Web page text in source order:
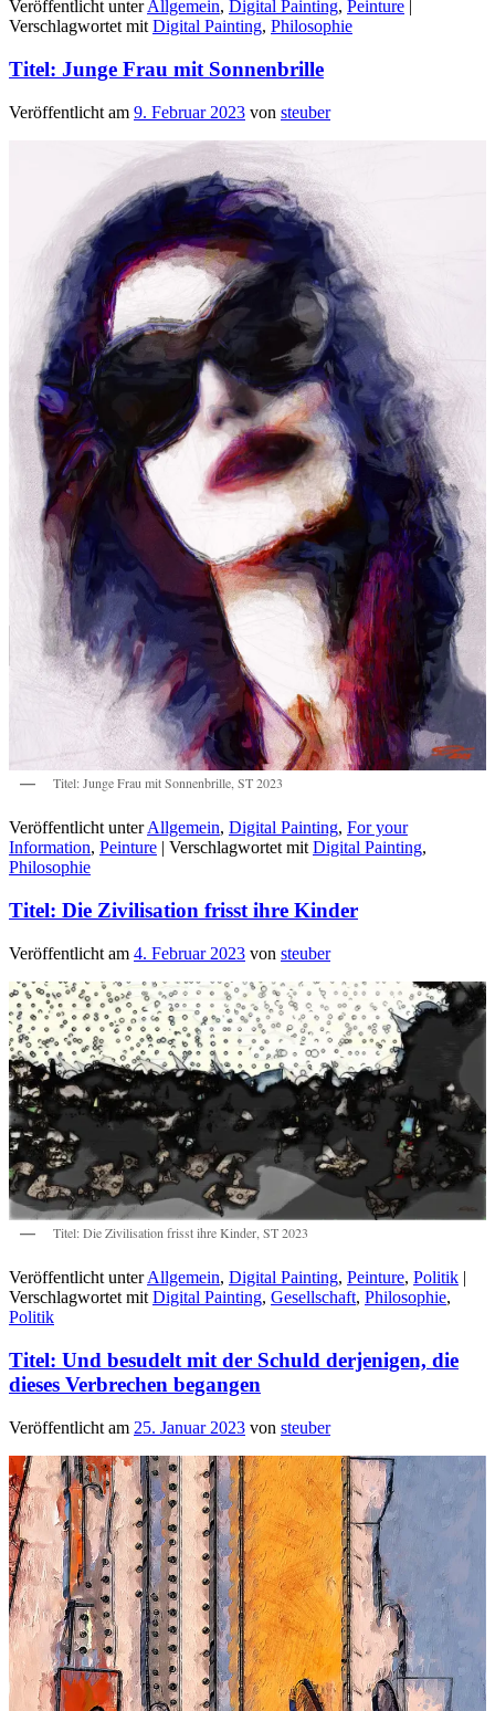
Veröffentlicht unter Allgemein, Digital Painting, Peinture |
Verschlagwortet mit Digital Painting, Philosophie
Titel: Junge Frau mit Sonnenbrille
Veröffentlicht am 9. Februar 2023 von steuber
Titel: Junge Frau mit Sonnenbrille, ST 2023
Veröffentlicht unterAllgemein, Digital Painting, For your
Information, Peinture Verschlagwortet mit Digital Painting,
Philosophie
Titel: Die Zivilisation frisst ihre Kinder
Veröffentlicht am 4. Februar 2023 von steuber
Titel: Die Zivilisation frisst ihre Kinder, ST 2023
Veröffentlicht unter Allgemein, Digital Painting, Peinture, Politik |
Verschlagwortet mit Digital Painting, Gesellschaft, Philosophie,
Politik
Titel: Und besudelt mit der Schuld derjenigen, die
dieses Verbrechen begangen
Veröffentlicht am 25. Januar 2023 von steuber